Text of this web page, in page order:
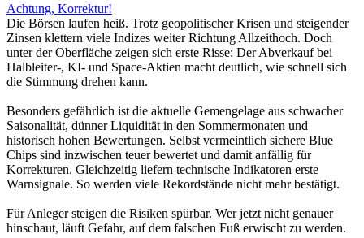
Achtung, Korrektur!
Die Börsen laufen heiß. Trotz geopolitischer Krisen und steigender
Zinsen klettern viele Indizes weiter Richtung Allzeithoch. Doch
unter der Oberfläche zeigen sich erste Risse: Der Abverkauf bei
Halbleiter-, KI- und Space-Aktien macht deutlich, wie schnell sich
die Stimmung drehen kann.
Besonders gefährlich ist die aktuelle Gemengelage aus schwacher
Saisonalität, dünner Liquidität in den Sommermonaten und
historisch hohen Bewertungen. Selbst vermeintlich sichere Blue
Chips sind inzwischen teuer bewertet und damit anfällig für
Korrekturen. Gleichzeitig liefern technische Indikatoren erste
Warnsignale. So werden viele Rekordstände nicht mehr bestätigt.
Für Anleger steigen die Risiken spürbar. Wer jetzt nicht genauer
hinschaut, läuft Gefahr, auf dem falschen Fuß erwischt zu werden.